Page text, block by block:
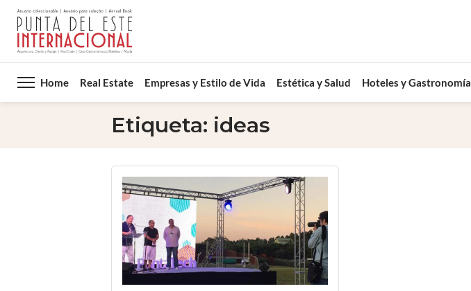
Home Real Estate Empresas y Estilo de Vida Estética y Salud Hoteles y Gastronomía
Etiqueta: ideas